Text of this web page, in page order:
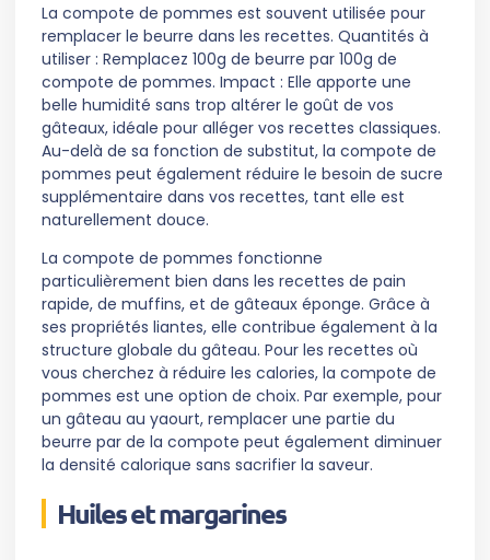
La compote de pommes est souvent utilisée pour
remplacer le beurre dans les recettes. Quantités à
utiliser : Remplacez 100g de beurre par 100g de
compote de pommes. Impact : Elle apporte une
belle humidité sans trop altérer le goût de vos
gâteaux, idéale pour alléger vos recettes classiques.
Au-delà de sa fonction de substitut, la compote de
pommes peut également réduire le besoin de sucre
supplémentaire dans vos recettes, tant elle est
naturellement douce.
La compote de pommes fonctionne
particulièrement bien dans les recettes de pain
rapide, de muffins, et de gâteaux éponge. Grâce à
ses propriétés liantes, elle contribue également à la
structure globale du gâteau. Pour les recettes où
vous cherchez à réduire les calories, la compote de
pommes est une option de choix. Par exemple, pour
un gâteau au yaourt, remplacer une partie du
beurre par de la compote peut également diminuer
la densité calorique sans sacrifier la saveur.
Huiles et margarines